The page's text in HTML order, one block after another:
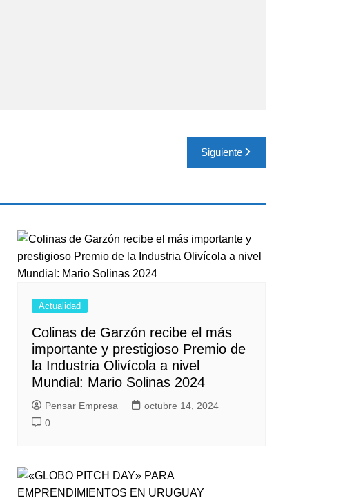
Siguiente
Actualidad
Colinas de Garzón recibe el más
importante y prestigioso Premio de
la Industria Olivícola a nivel
Mundial: Mario Solinas 2024
Pensar Empresa
octubre 14, 2024
0